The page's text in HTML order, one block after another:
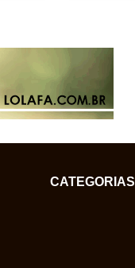
CATEGORIAS